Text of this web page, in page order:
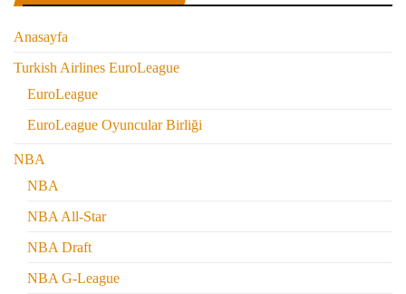
Anasayfa
Turkish Airlines EuroLeague
EuroLeague
EuroLeague Oyuncular Birliği
NBA
NBA
NBA All-Star
NBA Draft
NBA G-League